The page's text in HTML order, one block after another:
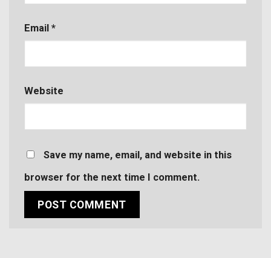
Email *
Website
Save my name, email, and website in this
browser for the next time I comment.